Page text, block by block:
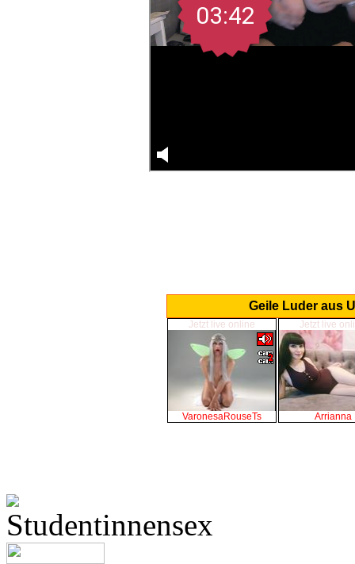
Geile Luder aus
Jetzt live online
VaronesaRouseTs
Jetzt live
Arrianna